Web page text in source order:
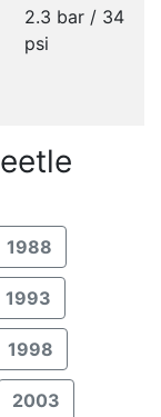
2.3 bar / 34
psi
1988
1993
1998
2003